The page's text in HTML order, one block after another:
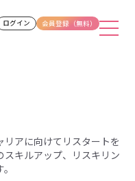
ログイン 会員登録（無料）
リアに向けてリスタートを
スキルアップ、リスキリン